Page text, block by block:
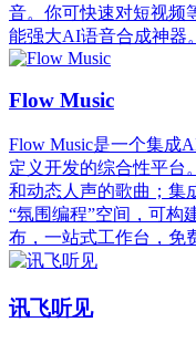
音。你可快速对短视频
能强大AI语音合成神器。
Flow Music
Flow Music是一个集成
定义开发的综合性平台
和动态人声的歌曲；集
“氛围编程”空间，可构
布，一站式工作台，免
讯飞听见